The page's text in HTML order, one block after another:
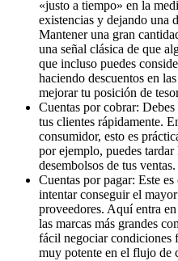
«justo a tiempo» en la
existencias y dejando una
Mantener una gran
una señal clásica de que
que incluso puedes
haciendo descuentos en
mejorar tu posición de
Cuentas por cobrar:
tus clientes rápidamente.
consumidor, esto es
por ejemplo, puedes
desembolsos de tus ventas.
Cuentas por pagar: Este
intentar conseguir el
proveedores. Aquí entra
las marcas más grandes
fácil negociar condiciones
muy potente en el flujo de